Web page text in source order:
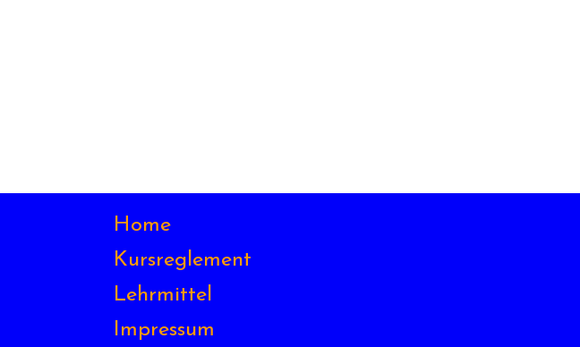
Home
Kursreglement
Lehrmittel
Impressum